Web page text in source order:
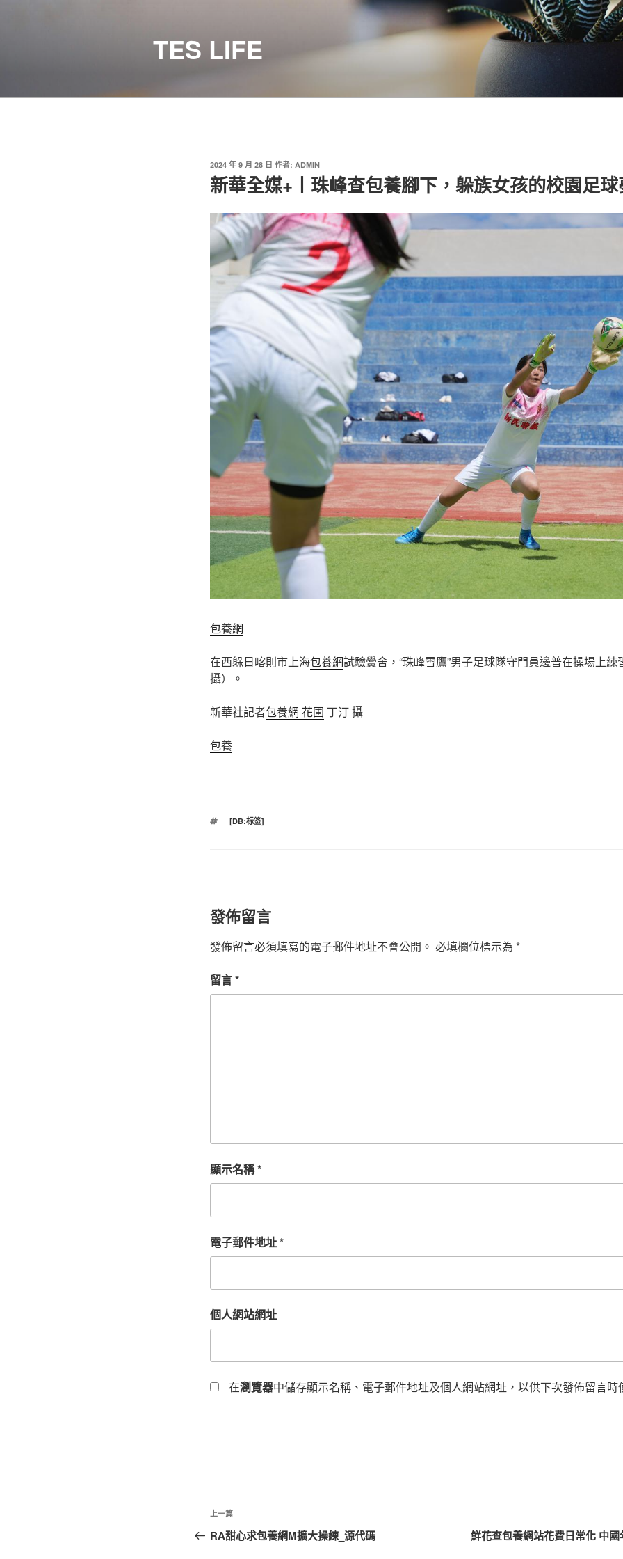
TES LIFE
發
佈
於
2024 年 9 月 28 日 作者: ADMIN
新華全媒+丨珠峰查包養腳下，躲族女孩的校園足
包養網
在西躲日喀則市上海包養網試驗黌舍，“珠峰雪鷹”男子足球隊守門員邊普在操場上練
攝）。
新華社記者包養網 花圃 丁汀 攝
包養
標
[DB:标签]
發佈留言
發佈留言必須填寫的電子郵件地址不會公開。 必填欄位標示為 *
留言*
顯示名稱*
電子郵件地址*
個人網站網址
在瀏覽器中儲存顯示名稱、電子郵件地址及個人網站網址，以供下次發佈留言時
文
章
上
一
上一篇
RA甜心求包養網M擴大操練_源代碼
鮮花查包養網站花費日常化 中